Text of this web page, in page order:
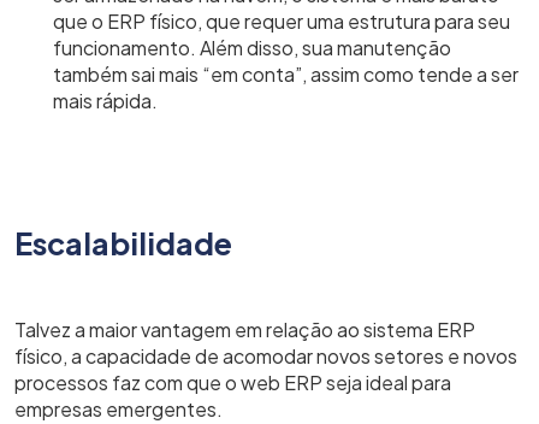
que o ERP físico, que requer uma estrutura para seu
funcionamento. Além disso, sua manutenção
também sai mais “em conta”, assim como tende a ser
mais rápida.
Escalabilidade
Talvez a maior vantagem em relação ao sistema ERP
físico, a capacidade de acomodar novos setores e novos
processos faz com que o web ERP seja ideal para
empresas emergentes.